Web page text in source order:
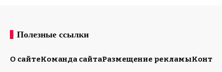
Полезные ссылки
О сайтеКоманда сайтаРазмещение рекламы